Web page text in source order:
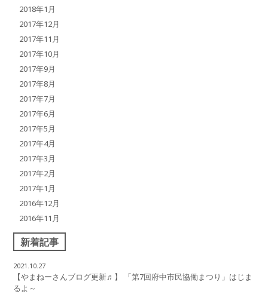
2018年1月
2017年12月
2017年11月
2017年10月
2017年9月
2017年8月
2017年7月
2017年6月
2017年5月
2017年4月
2017年3月
2017年2月
2017年1月
2016年12月
2016年11月
新着記事
2021.10.27
【やまねーさんブログ更新♬】 「第7回府中市民協働まつり」はじま
るよ～